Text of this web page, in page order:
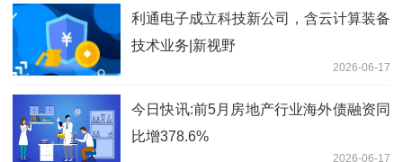
利通电子成立科技新公司，含云计算装备
技术业务|新视野
2026-06-17
今日快讯:前5月房地产行业海外债融资同
比增378.6%
2026-06-17